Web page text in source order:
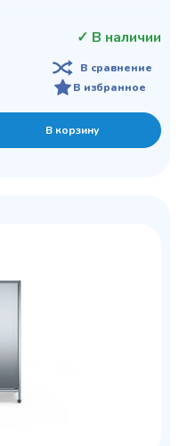
✓ В наличии
В сравнение
В избранное
В корзину